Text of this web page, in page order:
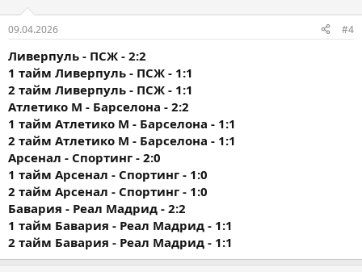
09.04.2026 #4
Ливерпуль - ПСЖ - 2:2
1 тайм Ливерпуль - ПСЖ - 1:1
2 тайм Ливерпуль - ПСЖ - 1:1
Атлетико М - Барселона - 2:2
1 тайм Атлетико М - Барселона - 1:1
2 тайм Атлетико М - Барселона - 1:1
Арсенал - Спортинг - 2:0
1 тайм Арсенал - Спортинг - 1:0
2 тайм Арсенал - Спортинг - 1:0
Бавария - Реал Мадрид - 2:2
1 тайм Бавария - Реал Мадрид - 1:1
2 тайм Бавария - Реал Мадрид - 1:1